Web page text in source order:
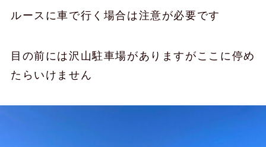
ルースに車で行く場合は注意が必要です
目の前には沢山駐車場がありますがここに停め
たらいけません